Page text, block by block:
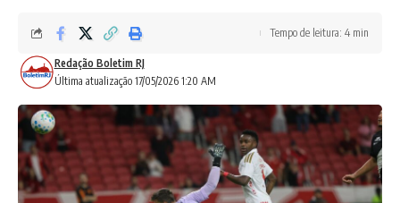
Última atualização 17/05/2026 1:20 AM
Redação Boletim RJ
Tempo de leitura: 4 min